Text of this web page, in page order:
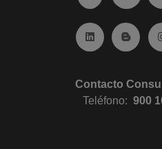
Ir a Linkedin
Ir al
Contacto
Teléfono:900